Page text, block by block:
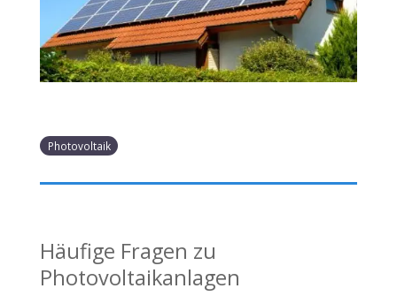
Photovoltaik
Häufige Fragen zu
Photovoltaikanlagen